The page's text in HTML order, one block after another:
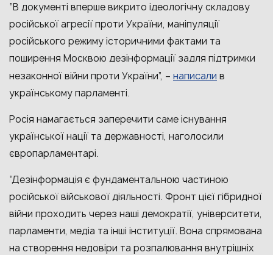
“В документі вперше викрито ідеологічну складову
російської агресії проти України, маніпуляції
російського режиму історичними фактами та
поширення Москвою дезінформації задля підтримки
незаконної війни проти України”, – написали в
українському парламенті.
Росія намагається заперечити саме існування
української нації та державності, наголосили
європарламентарі.
“Дезінформація є фундаментальною частиною
російської військової діяльності. Фронт цієї гібридної
війни проходить через наші демократії, університети,
парламенти, медіа та інші інституції. Вона спрямована
на створення недовіри та розпалювання внутрішніх